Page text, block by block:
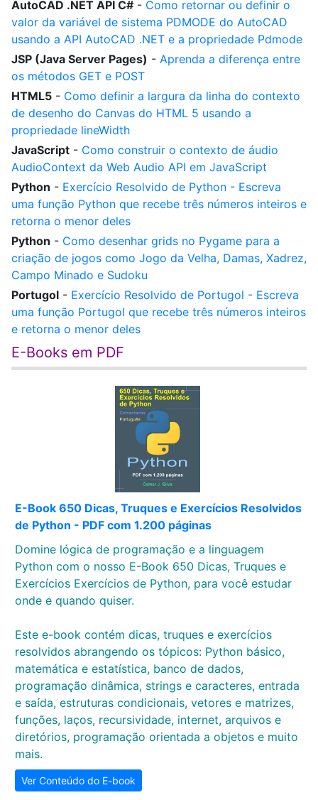
AutoCAD .NET API C# - Como retornar ou definir o
valor da variável de sistema PDMODE do AutoCAD
usando a API AutoCAD .NET e a propriedade Pdmode
JSP (Java Server Pages) - Aprenda a diferença entre
os métodos GET e POST
HTML5 - Como definir a largura da linha do contexto
de desenho do Canvas do HTML 5 usando a
propriedade lineWidth
JavaScript - Como construir o contexto de áudio
AudioContext da Web Audio API em JavaScript
Python - Exercício Resolvido de Python - Escreva
uma função Python que recebe três números inteiros e
retorna o menor deles
Python - Como desenhar grids no Pygame para a
criação de jogos como Jogo da Velha, Damas, Xadrez,
Campo Minado e Sudoku
Portugol - Exercício Resolvido de Portugol - Escreva
uma função Portugol que recebe três números inteiros
e retorna o menor deles
E-Books em PDF
E-Book 650 Dicas, Truques e Exercícios Resolvidos
de Python - PDF com 1.200 páginas
Domine lógica de programação e a linguagem
Python com o nosso E-Book 650 Dicas, Truques e
Exercícios Exercícios de Python, para você estudar
onde e quando quiser.
Este e-book contém dicas, truques e exercícios
resolvidos abrangendo os tópicos: Python básico,
matemática e estatística, banco de dados,
programação dinâmica, strings e caracteres, entrada
e saída, estruturas condicionais, vetores e matrizes,
funções, laços, recursividade, internet, arquivos e
diretórios, programação orientada a objetos e muito
mais.
Ver Conteúdo do E-book